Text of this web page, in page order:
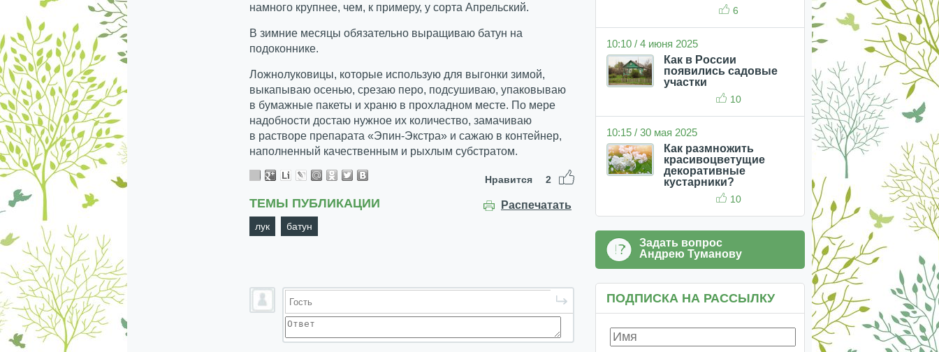
намного крупнее, чем, к примеру, у сорта Апрельский.
В зимние месяцы обязательно выращиваю батун на
подоконнике.
Ложнолуковицы, которые использую для выгонки зимой,
выкапываю осенью, срезаю перо, подсушиваю, упаковываю
в бумажные пакеты и храню в прохладном месте. По мере
надобности достаю нужное их количество, замачиваю
в растворе препарата «Эпин-Экстра» и сажаю в контейнер,
наполненный качественным и рыхлым субстратом.
Нравится 2
Распечатать
ТЕМЫ ПУБЛИКАЦИИ
лук батун
6
10:10 / 4 июня 2025
Как в России
появились садовые
участки
10
10:15 / 30 мая 2025
Как размножить
красивоцветущие
декоративные
кустарники?
10
Задать вопрос
Андрею Туманову
ПОДПИСКА НА РАССЫЛКУ